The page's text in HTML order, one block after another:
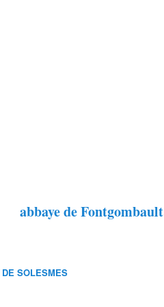
abbaye de Fontgombault
SOLESMES